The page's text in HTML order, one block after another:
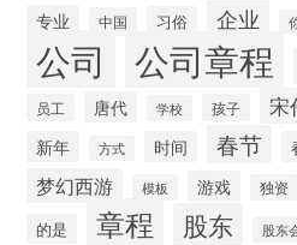
专业 中国 习俗 企业
公司 公司章程
员工 唐代 学校 孩子 宋
新年 方式 时间 春节
梦幻西游 模板 游戏 独资
的是 章程 股东 股东